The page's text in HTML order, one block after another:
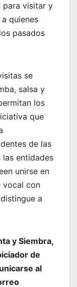
para visitar y
quienes
pasados
se
salsa y
los
que
de las
entidades
unirse en
vocal con
a
y Siembra,
de
al